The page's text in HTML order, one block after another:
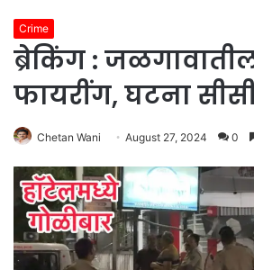
Crime
ब्रेकिंग :
फायरींग, घटना
Chetan Wani August 27, 2024 0